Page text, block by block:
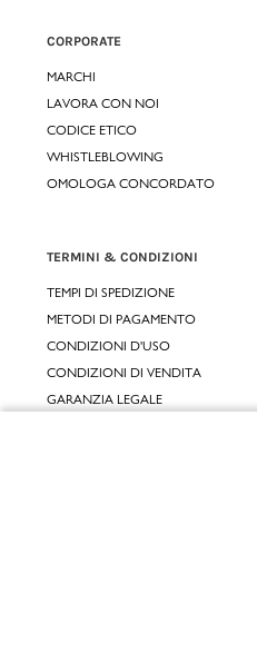
CORPORATE
MARCHI
LAVORA CON NOI
CODICE ETICO
WHISTLEBLOWING
OMOLOGA CONCORDATO
TERMINI & CONDIZIONI
TEMPI DI SPEDIZIONE
METODI DI PAGAMENTO
CONDIZIONI D'USO
CONDIZIONI DI VENDITA
GARANZIA LEGALE